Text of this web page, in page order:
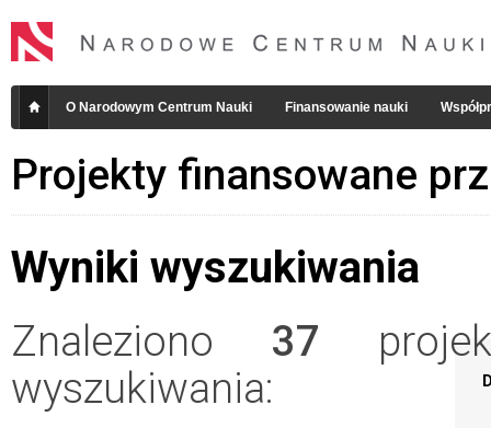
O Narodowym Centrum Nauki Finansowanie nauki
Projekty finansowane
Wyniki wyszukiwania
Znaleziono 37
wyszukiwania: